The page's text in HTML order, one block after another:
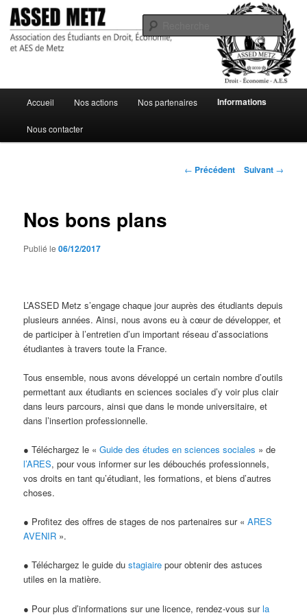
Association des Étudiants en Droit, Économie, et AES de Metz
principal
Aller
au
Accueil Nos actions Nos partenaires Informations
Nous contacter
Navigation
← Précédent Suivant →
Nos bons plans
Publié le06/12/2017
L’ASSED Metz s’engage chaque jour auprès des étudiants depuis
plusieurs années. Ainsi, nous avons eu à cœur de développer, et
de participer à l’entretien d’un important réseau d’associations
étudiantes à travers toute la France.
Tous ensemble, nous avons développé un certain nombre d’outils
permettant aux étudiants en sciences sociales d’y voir plus clair
dans leurs parcours, ainsi que dans le monde universitaire, et
dans l’insertion professionnelle.
● Téléchargez le «Guide des études en sciences sociales » de
l’ARES, pour vous informer sur les débouchés professionnels,
vos droits en tant qu’étudiant, les formations, et biens d’autres
choses.
● Profitez des offres de stages de nos partenaires sur «ARES
AVENIR ».
● Téléchargez le guide dustagiaire pour obtenir des astuces
utiles en la matière.
● Pour plus d’informations sur une licence, rendez-vous surla